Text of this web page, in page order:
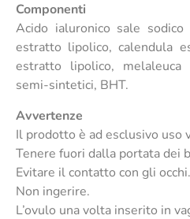
Componenti
Acido ialuronico sale
estratto lipolico, calendula
estratto lipolico, melaleuca
semi-sintetici, BHT.
Avvertenze
Il prodotto è ad esclusivo uso
Tenere fuori dalla portata dei
Evitare il contatto con gli occhi.
Non ingerire.
L’ovulo una volta inserito in